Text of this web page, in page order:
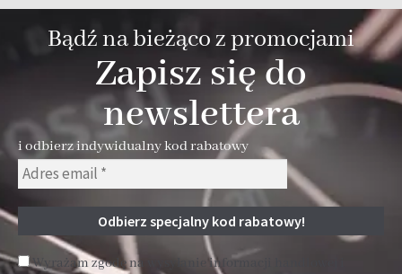
Bądź na bieżąco z promocjami
Zapisz się do
newslettera
i odbierz indywidualny kod rabatowy
Wyrażam zgodę na wysyłanie informacji handlowej i